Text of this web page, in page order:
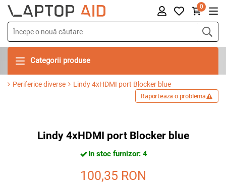
0
Categorii produse
Periferice diverse Lindy 4xHDMI port Blocker blue
Raporteaza o problema
Lindy 4xHDMI port Blocker blue
In stoc furnizor: 4
100,35 RON